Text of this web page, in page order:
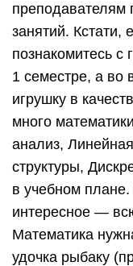
преподавателям
занятий. Кстати,
познакомитесь с
1 семестре, а во
игрушку в
много
анализ,
структуры,
в учебном плане.
интересное —
Математика
удочка рыбаку